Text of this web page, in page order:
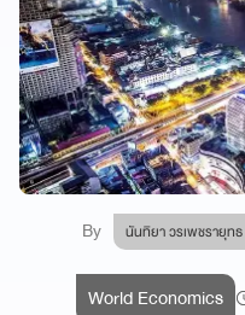
By นันทิยา วรเพชรายุทธ
World Economics